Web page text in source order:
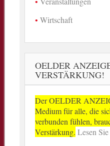
Wirtschaft
OELDER
VERSTÄRKUNG!
Der OELDER
Medium für alle, die
verbunden fühlen,
Verstärkung. Lesen